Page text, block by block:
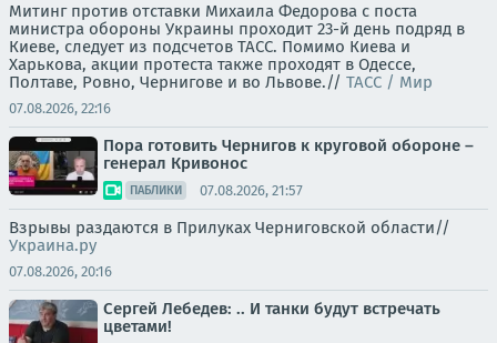
Митинг против отставки Михаила Федорова с поста
министра обороны Украины проходит 23-й день подряд в
Киеве, следует из подсчетов ТАСС. Помимо Киева и
Харькова, акции протеста также проходят в Одессе,
Полтаве, Ровно, Чернигове и во Львове.// ТАСС / Мир
07.08.2026, 22:16
Пора готовить Чернигов к круговой обороне –
генерал Кривонос
ПАБЛИКИ 07.08.2026, 21:57
Взрывы раздаются в Прилуках Черниговской области//
Украина.ру
07.08.2026, 20:16
Сергей Лебедев: .. И танки будут встречать
цветами!